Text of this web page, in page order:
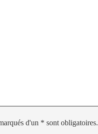
d'un * sont obligatoires.